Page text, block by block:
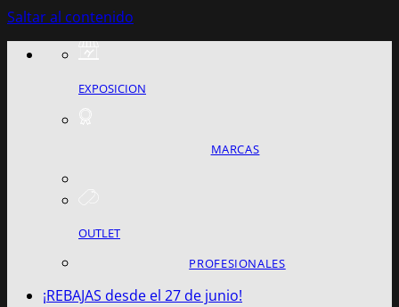
Saltar al contenido
EXPOSICION
MARCAS
OUTLET
PROFESIONALES
¡REBAJAS desde el 27 de junio!